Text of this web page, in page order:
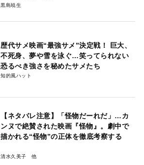
黒島暁生
歴代サメ映画“最強サメ”決定戦！ 巨大、
不死身、夢や雪を泳ぐ…笑ってられない
恐るべき強さを秘めたサメたち
知的風ハット
【ネタバレ注意】「怪物だーれだ」…カ
ンヌで絶賛された映画『怪物』。劇中で
描かれる“怪物”の正体を徹底考察する
清水久美子